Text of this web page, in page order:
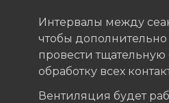
Интервалы между
чтобы
провести
обработку всех
Вентиляция будет